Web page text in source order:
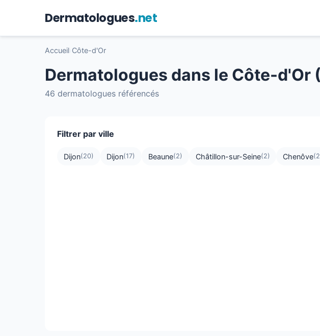
Dermatologues.net
Accueil Côte-d'Or
Dermatologues dans le Côte-d'Or
46 dermatologues référencés
Filtrer par ville
Dijon(20) Dijon(17) Beaune(2) Châtillon-sur-Seine(2) Chenôve